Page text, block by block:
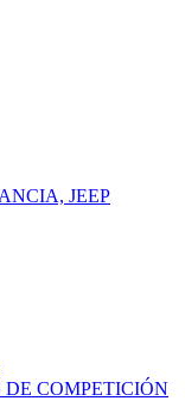
JEEP
COMPETICIÓN